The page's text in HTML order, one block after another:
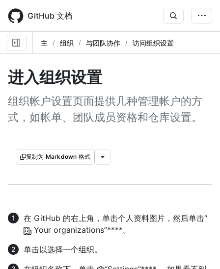
main
content
GitHub 文档
主 组织 与团队协作 访问组织设置
进入组织设置
组织帐户设置页面提供几种管理帐户的方
式，如帐单、团队成员资格和仓库设置。
复制为 Markdown 格式
在 GitHub 的右上角，单击个人资料图片，然后单击“
Your organizations”****。
单击以选择一个组织。